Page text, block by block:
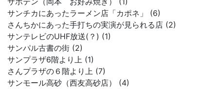
サンチカにあったラーメン店「カポネ」 (6)
さんちかにあった手打ちの実演が見られる店 (2)
サンテレビのUHF放送(？) (1)
サンパル古書の街 (2)
サンプラザ6階より上 (1)
さんプラザの６階より上 (7)
サンモール高砂（西友高砂店） (4)